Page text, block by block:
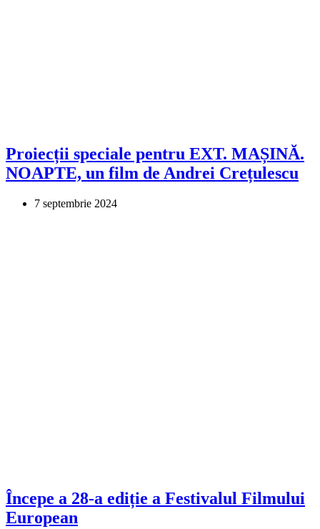
Proiecții speciale pentru EXT. MAȘINĂ.
NOAPTE, un film de Andrei Crețulescu
7 septembrie 2024
Începe a 28-a ediție a Festivalul Filmului
European